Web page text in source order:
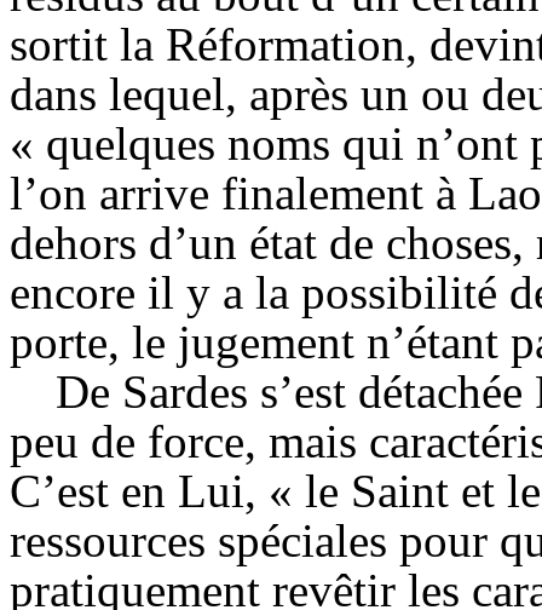
sortit la Réformation,
dans lequel, après un ou
« quelques noms qui n’ont
l’on arrive finalement à
dehors d’un état de
encore il y a la possibilité
porte, le jugement n’étant
De Sardes s’est
peu de force, mais
C’est en Lui, « le Saint et
ressources spéciales pour
pratiquement revêtir les